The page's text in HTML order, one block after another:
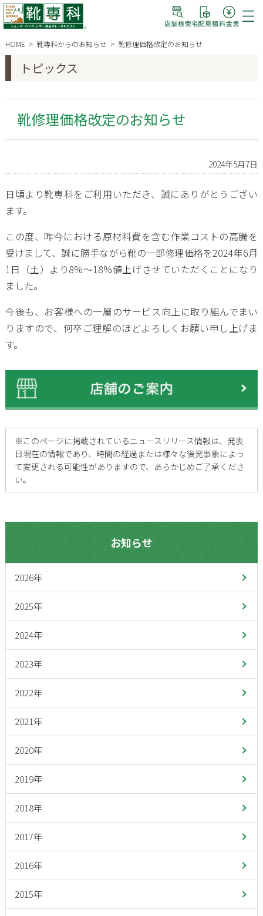
HOME 靴専科からのお知らせ 靴修理価格改定のお知らせ
トピックス
靴修理価格改定のお知らせ
2024年5月7日
日頃より靴専科をご利用いただき、誠にありがとうござい
ます。
この度、昨今における原材料費を含む作業コストの高騰を
受けまして、誠に勝手ながら靴の一部修理価格を2024年6月
1日（土）より8%～18%値上げさせていただくことになり
ました。
今後も、お客様への一層のサービス向上に取り組んでまい
りますので、何卒ご理解のほどよろしくお願い申し上げま
す。
※ このページに掲載されているニュースリリース情報は、発表
日現在の情報であり、時間の経過または様々な後発事象によっ
て変更される可能性がありますので、あらかじめご了承くださ
い。
お知らせ
2026年
2025年
2024年
2023年
2022年
2021年
2020年
2019年
2018年
2017年
2016年
2015年